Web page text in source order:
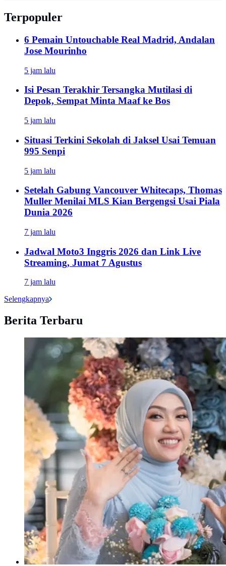
Terpopuler
6 Pemain Untouchable Real Madrid, Andalan
Jose Mourinho
5 jam lalu
Isi Pesan Terakhir Tersangka Mutilasi di
Depok, Sempat Minta Maaf ke Bos
5 jam lalu
Situasi Terkini Sekolah di Jaksel Usai Temuan
995 Senpi
5 jam lalu
Setelah Gabung Vancouver Whitecaps, Thomas
Muller Menilai MLS Kian Bergengsi Usai Piala
Dunia 2026
7 jam lalu
Jadwal Moto3 Inggris 2026 dan Link Live
Streaming, Jumat 7 Agustus
7 jam lalu
Selengkapnya
Berita Terbaru